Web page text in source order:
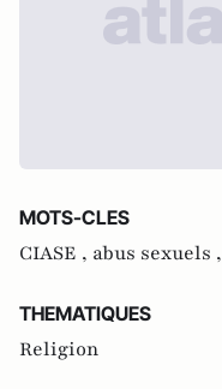
MOTS-CLES
CIASE , abus sexuels ,
THEMATIQUES
Religion